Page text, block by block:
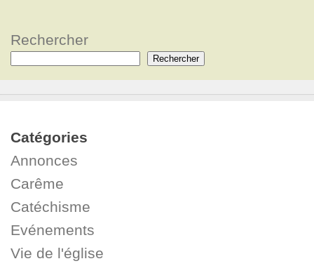
Rechercher
Rechercher
Catégories
Annonces
Carême
Catéchisme
Evénements
Vie de l'église